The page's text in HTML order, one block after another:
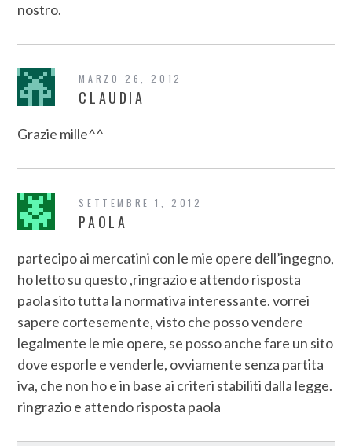
nostro.
MARZO 26, 2012
CLAUDIA
Grazie mille^^
SETTEMBRE 1, 2012
PAOLA
partecipo ai mercatini con le mie opere dell’ingegno,
ho letto su questo ,ringrazio e attendo risposta
paola sito tutta la normativa interessante. vorrei
sapere cortesemente, visto che posso vendere
legalmente le mie opere, se posso anche fare un sito
dove esporle e venderle, ovviamente senza partita
iva, che non ho e in base ai criteri stabiliti dalla legge.
ringrazio e attendo risposta paola